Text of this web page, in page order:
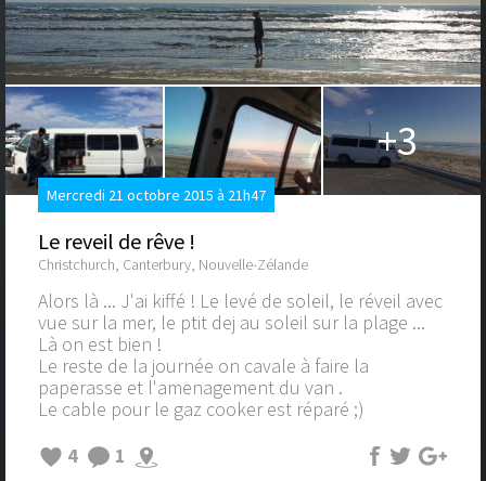
+3
Mercredi 21 octobre 2015 à 21h47
Le reveil de rêve !
Christchurch, Canterbury, Nouvelle-Zélande
Alors là ... J'ai kiffé ! Le levé de soleil, le réveil avec
vue sur la mer, le ptit dej au soleil sur la plage ...
Là on est bien !
Le reste de la journée on cavale à faire la
paperasse et l'amenagement du van .
Le cable pour le gaz cooker est réparé ;)
4
1